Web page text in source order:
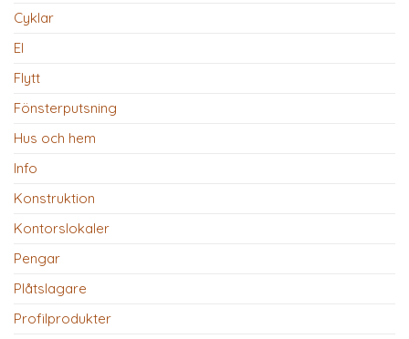
Cyklar
El
Flytt
Fönsterputsning
Hus och hem
Info
Konstruktion
Kontorslokaler
Pengar
Plåtslagare
Profilprodukter